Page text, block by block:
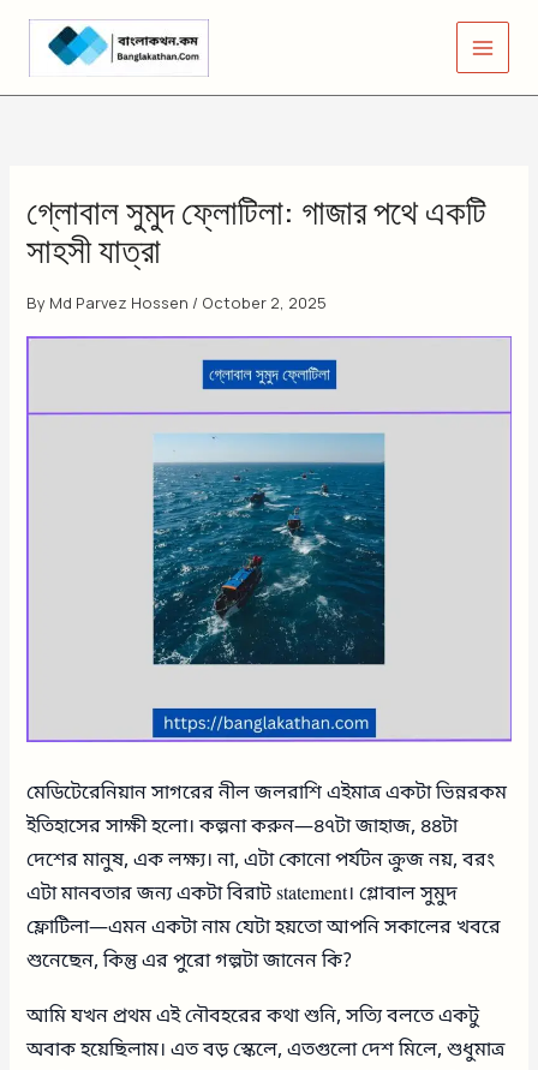
Skip
content
গ্লোবাল সুমুদ ফ্লোটিলা: গাজার পথে একটি
সাহসী যাত্রা
By Md Parvez Hossen / October 2, 2025
মেডিটেরেনিয়ান সাগরের নীল জলরাশি এইমাত্র একটা ভিন্নরকম
ইতিহাসের সাক্ষী হলো। কল্পনা করুন—৪৭টা জাহাজ, ৪৪টা
দেশের মানুষ, এক লক্ষ্য। না, এটা কোনো পর্যটন ক্রুজ নয়, বরং
এটা মানবতার জন্য একটা বিরাট statement। গ্লোবাল সুমুদ
ফ্লোটিলা—এমন একটা নাম যেটা হয়তো আপনি সকালের খবরে
শুনেছেন, কিন্তু এর পুরো গল্পটা জানেন কি?
আমি যখন প্রথম এই নৌবহরের কথা শুনি, সত্যি বলতে একটু
অবাক হয়েছিলাম। এত বড় স্কেলে, এতগুলো দেশ মিলে, শুধুমাত্র